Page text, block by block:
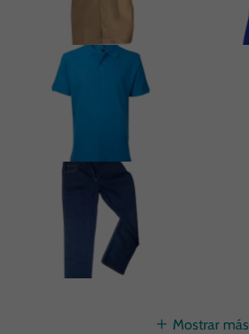
Mostrar más